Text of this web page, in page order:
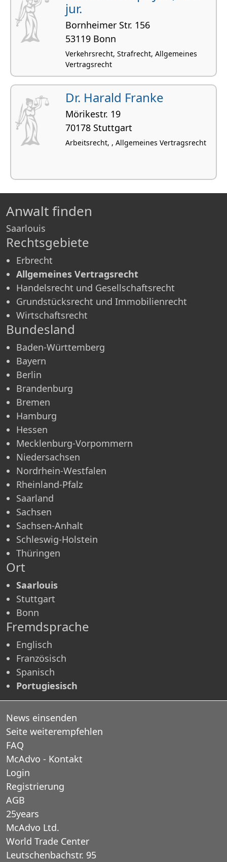
jur.
Bornheimer Str. 156
53119 Bonn
Verkehrsrecht, Strafrecht, Allgemeines
Vertragsrecht
Dr. Harald Franke
Mörikestr. 19
70178 Stuttgart
Arbeitsrecht, , Allgemeines Vertragsrecht
Anwalt finden
Saarlouis
Rechtsgebiete
Erbrecht
Allgemeines Vertragsrecht
Handelsrecht und Gesellschaftsrecht
Grundstücksrecht und Immobilienrecht
Wirtschaftsrecht
Bundesland
Baden-Württemberg
Bayern
Berlin
Brandenburg
Bremen
Hamburg
Hessen
Mecklenburg-Vorpommern
Niedersachsen
Nordrhein-Westfalen
Rheinland-Pfalz
Saarland
Sachsen
Sachsen-Anhalt
Schleswig-Holstein
Thüringen
Ort
Saarlouis
Stuttgart
Bonn
Fremdsprache
Englisch
Französisch
Spanisch
Portugiesisch
News einsenden
Seite weiterempfehlen
FAQ
McAdvo - Kontakt
Login
Registrierung
AGB
25years
McAdvo Ltd.
World Trade Center
Leutschenbachstr. 95